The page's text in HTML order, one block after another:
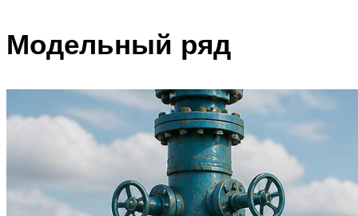
Модельный ряд